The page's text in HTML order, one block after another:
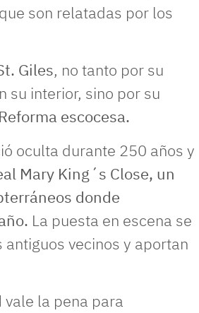
son relatadas por los
Giles, no tanto por su
su interior, sino por su
escocesa.
oculta durante 250 años y
Mary King´s Close, un
donde
La puesta en escena se
vecinos y aportan
vale la pena para